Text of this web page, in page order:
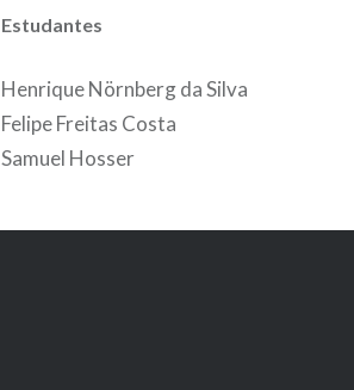
Estudantes
Henrique Nörnberg da Silva
Felipe Freitas Costa
Samuel Hosser